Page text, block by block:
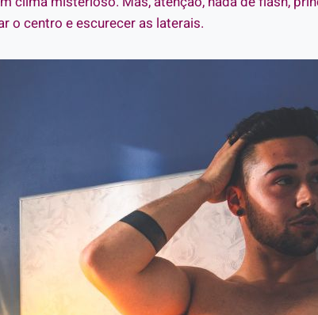
o centro e escurecer as laterais.